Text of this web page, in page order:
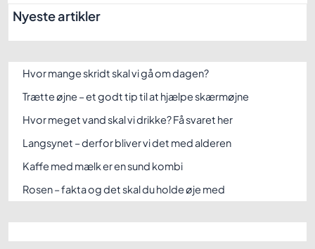
Nyeste artikler
Hvor mange skridt skal vi gå om dagen?
Trætte øjne – et godt tip til at hjælpe skærmøjne
Hvor meget vand skal vi drikke? Få svaret her
Langsynet – derfor bliver vi det med alderen
Kaffe med mælk er en sund kombi
Rosen – fakta og det skal du holde øje med